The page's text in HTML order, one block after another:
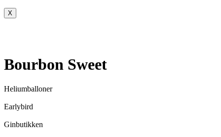
X
Bourbon Sweet
Heliumballoner
Earlybird
Ginbutikken